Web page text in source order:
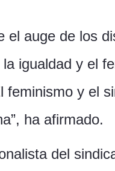
auge de los
igualdad y el
y el
ha afirmado.
del